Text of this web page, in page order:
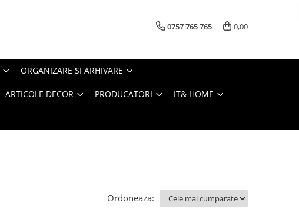
0757 765 765 0,00
ORGANIZARE SI ARHIVARE
ARTICOLE DECOR PRODUCATORI IT& HOME
Ordoneaza: